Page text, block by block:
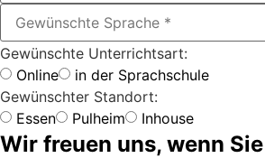
Gewünschte Unterrichtsart:
Online
in der Sprachschule
Gewünschter Standort:
Essen
Pulheim Inhouse
Wir freuen uns, wenn